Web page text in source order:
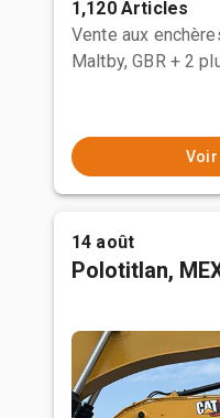
1,120 Articles
Vente aux
Maltby, GBR + 2
14 août
Polotitlan,